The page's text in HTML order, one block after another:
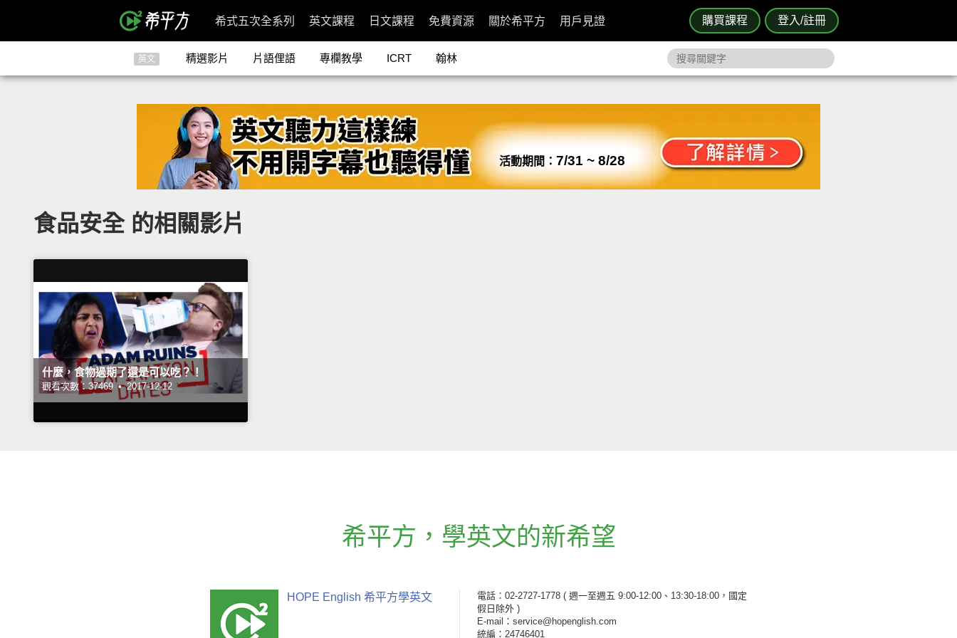
購買課程 登入/註冊
希式五次全系列 英文課程 日文課程 免費資源 關於希平方 用戶見證
英文 精選影片 片語俚語 專欄教學 ICRT 翰林
活動期間： 7/31 ~ 8/28
食品安全 的相關影片
什麼，食物過期了還是可以吃？！
觀看次數：37469 • 2017-12-12
希平方 ， 學英文的新希望
HOPE English 希平方學英文 電話：02-2727-1778 ( 週一至週五 9:00-12:00、13:30-18:00，國定
假日除外 )
E-mail：service@hopenglish.com
統編：24746401